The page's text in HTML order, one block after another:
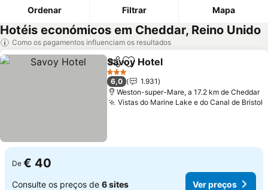
Ordenar Filtrar Mapa
Hotéis económicos em Cheddar, Reino Unido
Como os pagamentos influenciam os resultados
PartilharAdicionar aos favoritos
Savoy Hotel
3 Estrelas
6,0
1.931
Weston-super-Mare, a 17.2 km de Cheddar
Vistas do Marine Lake e do Canal de Bristol
De € 40
Consulte os preços de 6 sites Ver preços